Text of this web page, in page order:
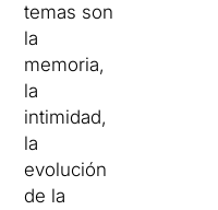
temas son
la
memoria,
la
intimidad,
la
evolución
de la